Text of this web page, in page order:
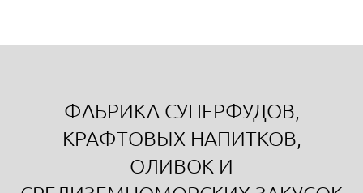
ФАБРИКА СУПЕРФУДОВ,
КРАФТОВЫХ НАПИТКОВ,
ОЛИВОК И